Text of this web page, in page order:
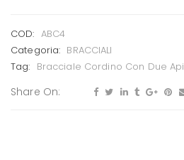
COD: ABC4
Categoria: BRACCIALI
Tag: Bracciale Cordino Con Due Api
Share On: